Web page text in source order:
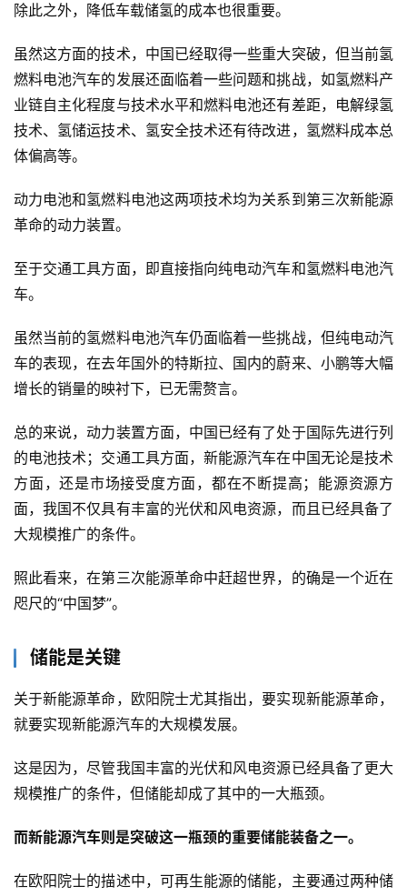
首
页
业
人
工
智
能
深
度
学
云
计
算
来
医
能
驾
智
城
除此之外，降低车载储氢的成本也很重要。
虽然这方面的技术，中国已经取得一些重大突破，但当前氢
燃料电池汽车的发展还面临着一些问题和挑战，如氢燃料产
业链自主化程度与技术水平和燃料电池还有差距，电解绿氢
技术、氢储运技术、氢安全技术还有待改进，氢燃料成本总
体偏高等。
动力电池和氢燃料电池这两项技术均为关系到第三次新能源
革命的动力装置。
至于交通工具方面，即直接指向纯电动汽车和氢燃料电池汽
车。
虽然当前的氢燃料电池汽车仍面临着一些挑战，但纯电动汽
车的表现，在去年国外的特斯拉、国内的蔚来、小鹏等大幅
增长的销量的映衬下，已无需赘言。
总的来说，动力装置方面，中国已经有了处于国际先进行列
的电池技术；交通工具方面，新能源汽车在中国无论是技术
方面，还是市场接受度方面，都在不断提高；能源资源方
面，我国不仅具有丰富的光伏和风电资源，而且已经具备了
大规模推广的条件。
照此看来，在第三次能源革命中赶超世界，的确是一个近在
咫尺的“中国梦”。
储能是关键
关于新能源革命，欧阳院士尤其指出，要实现新能源革命，
就要实现新能源汽车的大规模发展。
这是因为，尽管我国丰富的光伏和风电资源已经具备了更大
规模推广的条件，但储能却成了其中的一大瓶颈。
而新能源汽车则是突破这一瓶颈的重要储能装备之一。
在欧阳院士的描述中，可再生能源的储能，主要通过两种储